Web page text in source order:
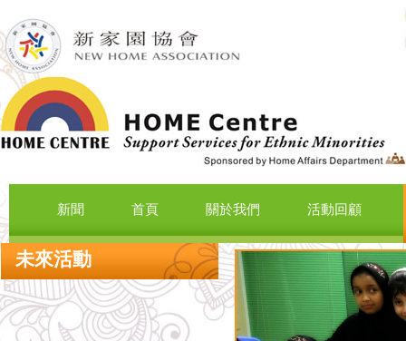
新聞 首頁 關於我們 活動回顧
未來活動